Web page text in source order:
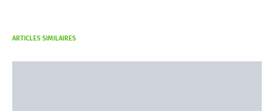
ARTICLES SIMILAIRES